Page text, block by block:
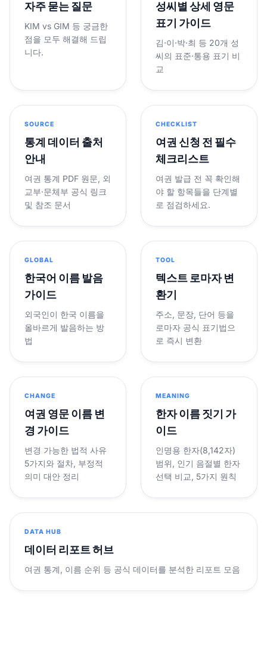
자주 묻는 질문
KIM vs GIM 등 궁금한
점을 모두 해결해 드립
니다.
성씨별 상세 영문
표기 가이드
김·이·박·최 등 20개 성
씨의 표준·통용 표기 비
교
SOURCE
통계 데이터 출처
안내
여권 통계 PDF 원문, 외
교부·문체부 공식 링크
및 참조 문서
CHECKLIST
여권 신청 전 필수
체크리스트
여권 발급 전 꼭 확인해
야 할 항목들을 단계별
로 점검하세요.
GLOBAL
한국어 이름 발음
가이드
외국인이 한국 이름을
올바르게 발음하는 방
법
TOOL
텍스트 로마자 변
환기
주소, 문장, 단어 등을
로마자 공식 표기법으
로 즉시 변환
CHANGE
여권 영문 이름 변
경 가이드
변경 가능한 법적 사유
5가지와 절차, 부정적
의미 대안 정리
MEANING
한자 이름 짓기 가
이드
인명용 한자(8,142자)
범위, 인기 음절별 한자
선택 비교, 5가지 원칙
DATA HUB
데이터 리포트 허브
여권 통계, 이름 순위 등 공식 데이터를 분석한 리포트 모음